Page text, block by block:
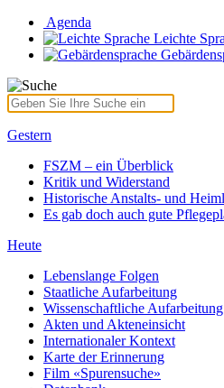
Agenda
Leichte
Gestern
FSZM – ein Überblick
Kritik und Widerstand
Historische Anstalts- und
Es gab doch auch gute
Heute
Lebenslange Folgen
Staatliche Aufarbeitung
Wissenschaftliche Aufarbeitung
Akten und Akteneinsicht
Internationaler Kontext
Karte der Erinnerung
Film «Spurensuche»